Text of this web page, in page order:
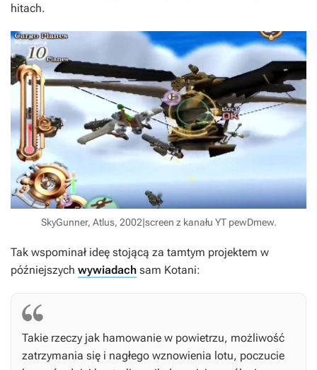
hitach.
SkyGunner, Atlus, 2002|screen z kanału YT pewDmew.
Tak wspominał ideę stojącą za tamtym projektem w
późniejszych wywiadach sam Kotani:
Takie rzeczy jak hamowanie w powietrzu, możliwość
zatrzymania się i nagłego wznowienia lotu, poczucie